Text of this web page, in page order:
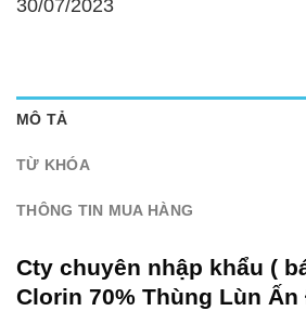
30/07/2023
MÔ TẢ
TỪ KHÓA
THÔNG TIN MUA HÀNG
Cty chuyên nhập khẩu (
Clorin 70% Thùng Lùn Ấn